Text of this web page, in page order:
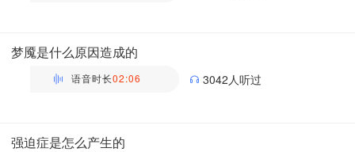
梦魇是什么原因造成的
语音时长02:06 3042人听过
强迫症是怎么产生的